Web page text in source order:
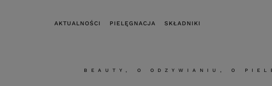
AKTUALNOŚCI PIELĘGNACJA SKŁADNIKI
BEAUTY , O ODZYWIANIU ,O